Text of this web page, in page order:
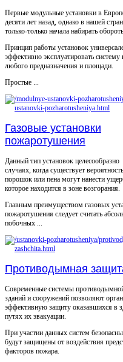
Первые модульные установки в
десяти лет назад, однако в нашей
только-только начала набирать
Принцип работы установок
эффективно эксплуатировать
любого предназначения и площади.
Простые ...
Газовые установки
пожаротушения
Данный тип установок целесообразно
случаях, когда существует
порошок или пена могут нанести
которое находится в зоне возгорания.
Главным преимуществом газовых
пожаротушения следует считать
побочных ...
Противодымная
Современные системы
зданий и сооружений позволяют
эффективную защиту оказавшихся в
путях их эвакуации.
При участии данных систем
будут защищены от воздействия
факторов пожара.